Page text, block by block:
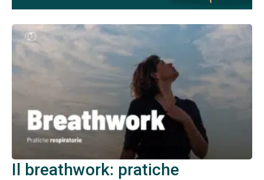
Il breathwork: pratiche